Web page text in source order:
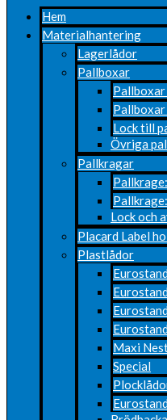
Hem
Materialhantering
Lagerlådor
Pallboxar
Lock till
Övriga
Pallkragar
Lock och
Placard Label
Plastlådor
Maxi
Special